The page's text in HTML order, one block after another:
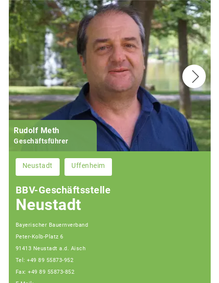
Rudolf Meth
Geschäftsführer
Neustadt Uffenheim
BBV-Geschäftsstelle
Neustadt
Bayerischer Bauernverband
Peter-Kolb-Platz 6
91413 Neustadt a.d. Aisch
Tel: +49 89 55873-952
Fax: +49 89 55873-852